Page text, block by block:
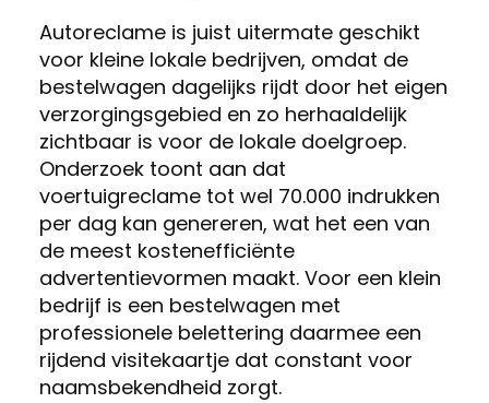
Autoreclame is juist uitermate geschikt
voor kleine lokale bedrijven, omdat de
bestelwagen dagelijks rijdt door het eigen
verzorgingsgebied en zo herhaaldelijk
zichtbaar is voor de lokale doelgroep.
Onderzoek toont aan dat
voertuigreclame tot wel 70.000 indrukken
per dag kan genereren, wat het een van
de meest kostenefficiënte
advertentievormen maakt. Voor een klein
bedrijf is een bestelwagen met
professionele belettering daarmee een
rijdend visitekaartje dat constant voor
naamsbekendheid zorgt.